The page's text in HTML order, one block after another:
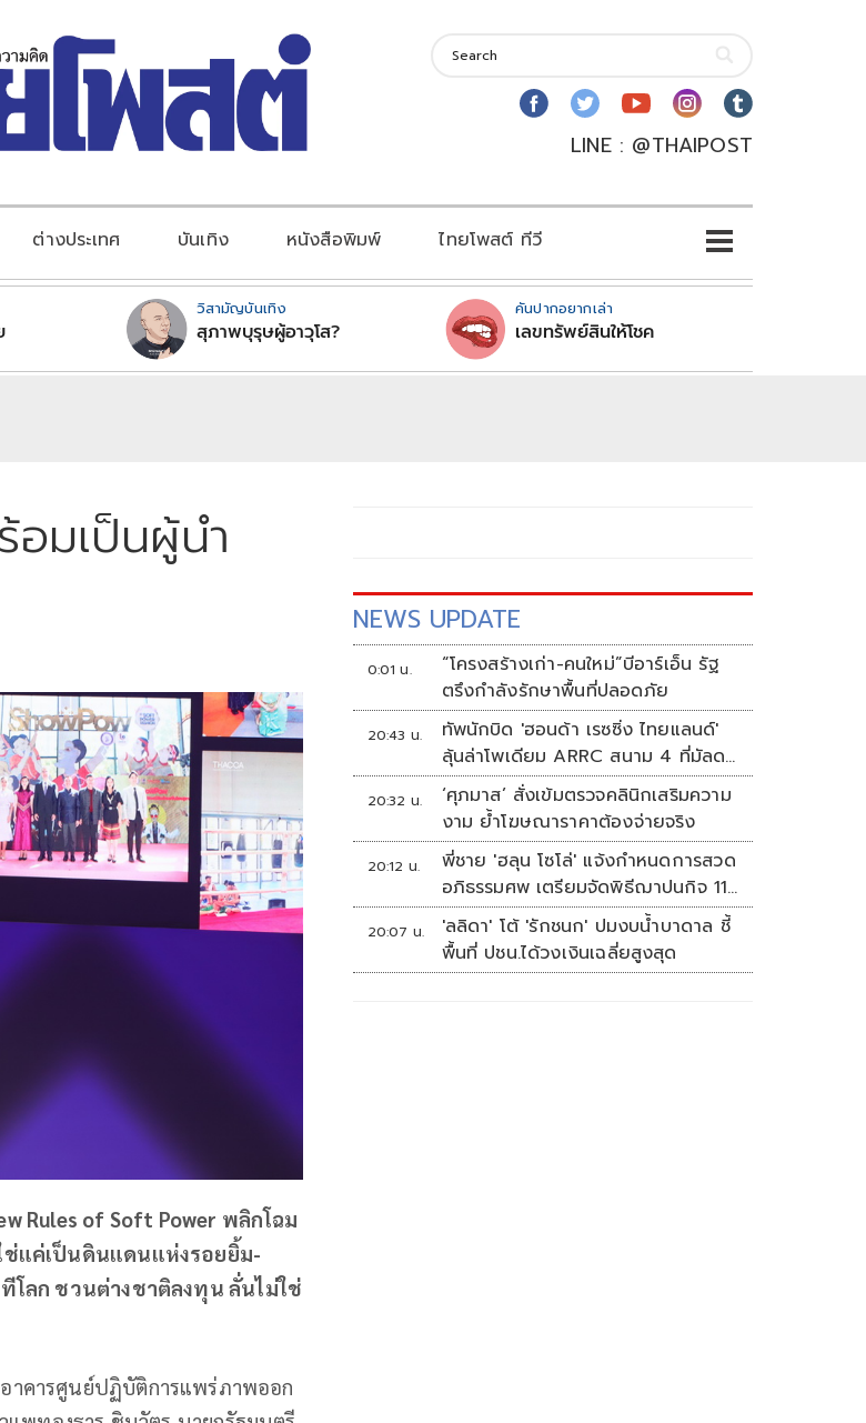
LINE : @THAIPOST
ต่างประเทศ บันเทิง หนังสือพิมพ์ ไทยโพสต์ ทีวี
วิสามัญบันเทิง
สุภาพบุรุษผู้อาวุโส?
คันปากอยากเล่า
เลขทรัพย์สินให้โชค
มเป็นผู้นำ
Rules of Soft Power​ พลิกโฉม
ช่แค่เป็นดินแดนแห่งรอยยิ้ม-
โลก ชวนต่างชาติลงทุน ลั่นไม่ใช่
าคารศูนย์ปฏิบัติการแพร่ภาพออก
NEWS UPDATE
0:01 น.
“โครงสร้างเก่า-คนใหม่”บีอาร์เอ็น รัฐ
ตรึงกำลังรักษาพื้นที่ปลอดภัย
20:43 น.
ทัพนักบิด 'ฮอนด้า เรซซิ่ง ไทยแลนด์'
ลุ้นล่าโพเดียม ARRC สนาม 4 ที่มัลดา
ลิกา
20:32 น.
‘ศุภมาส’ สั่งเข้มตรวจคลินิกเสริมความ
งาม ย้ำโฆษณาราคาต้องจ่ายจริง
20:12 น.
พี่ชาย 'ฮลุน โซโล่' แจ้งกำหนดการสวด
อภิธรรมศพ เตรียมจัดพิธีฌาปนกิจ 11
ส.ค.
20:07 น.
'ลลิดา' โต้ 'รักชนก' ปมงบน้ำบาดาล ชี้
พื้นที่ ปชน.ได้วงเงินเฉลี่ยสูงสุด